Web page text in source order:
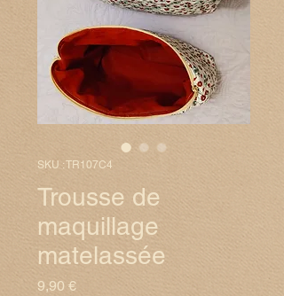
SKU : TR107C4
Trousse de
maquillage
matelassée
9,90 €Prix